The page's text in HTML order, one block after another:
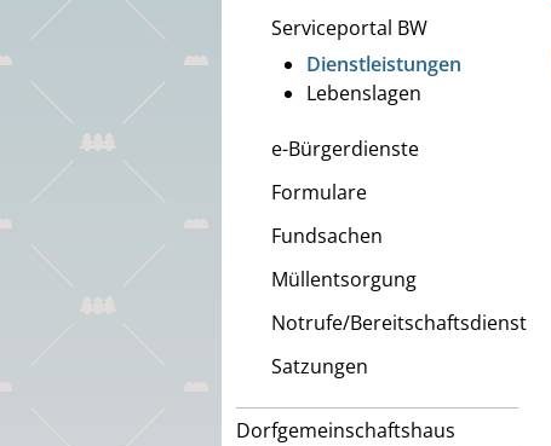
Serviceportal BW
Dienstleistungen
Lebenslagen
e-Bürgerdienste
Formulare
Fundsachen
Müllentsorgung
Notrufe/Bereitschaftsdienst
Satzungen
Dorfgemeinschaftshaus